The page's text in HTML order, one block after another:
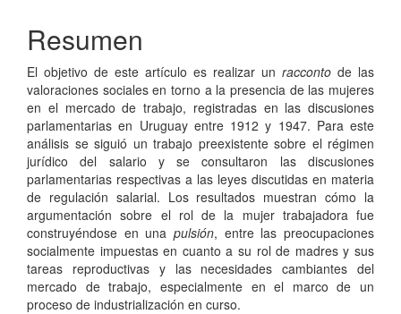
Resumen
El objetivo de este artículo es realizar un racconto de las
valoraciones sociales en torno a la presencia de las mujeres
en el mercado de trabajo, registradas en las discusiones
parlamentarias en Uruguay entre 1912 y 1947. Para este
análisis se siguió un trabajo preexistente sobre el régimen
jurídico del salario y se consultaron las discusiones
parlamentarias respectivas a las leyes discutidas en materia
de regulación salarial. Los resultados muestran cómo la
argumentación sobre el rol de la mujer trabajadora fue
construyéndose en una pulsión, entre las preocupaciones
socialmente impuestas en cuanto a su rol de madres y sus
tareas reproductivas y las necesidades cambiantes del
mercado de trabajo, especialmente en el marco de un
proceso de industrialización en curso.